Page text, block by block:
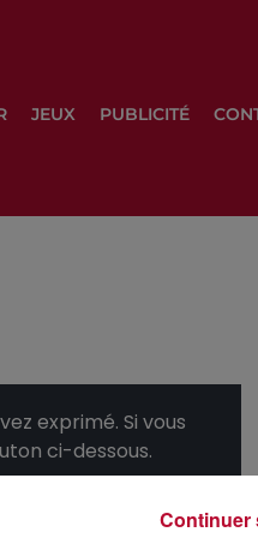
JEUX PUBLICITÉ
exprimé. Si vous
ci-dessous.
Continuer